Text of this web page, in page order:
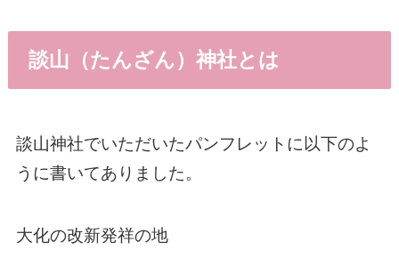
談山（たんざん）神社とは
談山神社でいただいたパンフレットに以下のよ
うに書いてありました。
大化の改新発祥の地